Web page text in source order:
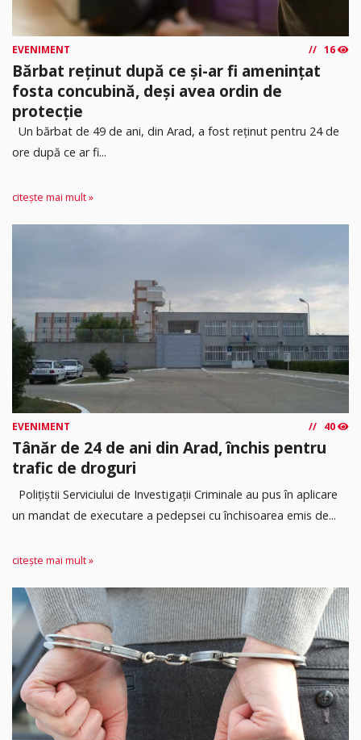
EVENIMENT 16
Bărbat reținut după ce și-ar fi amenințat
fosta concubină, deși avea ordin de
protecție
Un bărbat de 49 de ani, din Arad, a fost reținut pentru 24 de
ore după ce ar fi...
citește mai mult »
EVENIMENT 40
Tânăr de 24 de ani din Arad, închis pentru
trafic de droguri
Polițiștii Serviciului de Investigații Criminale au pus în aplicare
un mandat de executare a pedepsei cu închisoarea emis de...
citește mai mult »